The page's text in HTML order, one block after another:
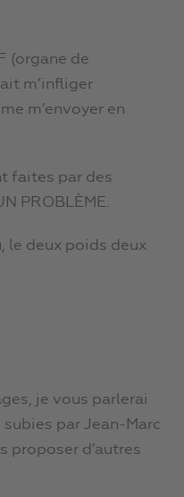
(organe de
m’infliger
m’envoyer en
faites par des
PROBLÈME.
le deux poids deux
je vous parlerai
par Jean-Marc
proposer d’autres